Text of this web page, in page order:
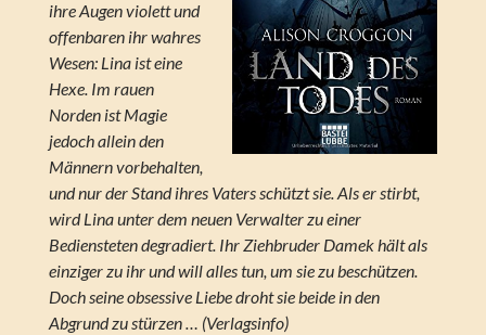
ihre Augen violett und
offenbaren ihr wahres
Wesen: Lina ist eine
Hexe. Im rauen
Norden ist Magie
jedoch allein den
Männern vorbehalten,
und nur der Stand ihres Vaters schützt sie. Als er stirbt,
wird Lina unter dem neuen Verwalter zu einer
Bediensteten degradiert. Ihr Ziehbruder Damek hält als
einziger zu ihr und will alles tun, um sie zu beschützen.
Doch seine obsessive Liebe droht sie beide in den
Abgrund zu stürzen … (Verlagsinfo)